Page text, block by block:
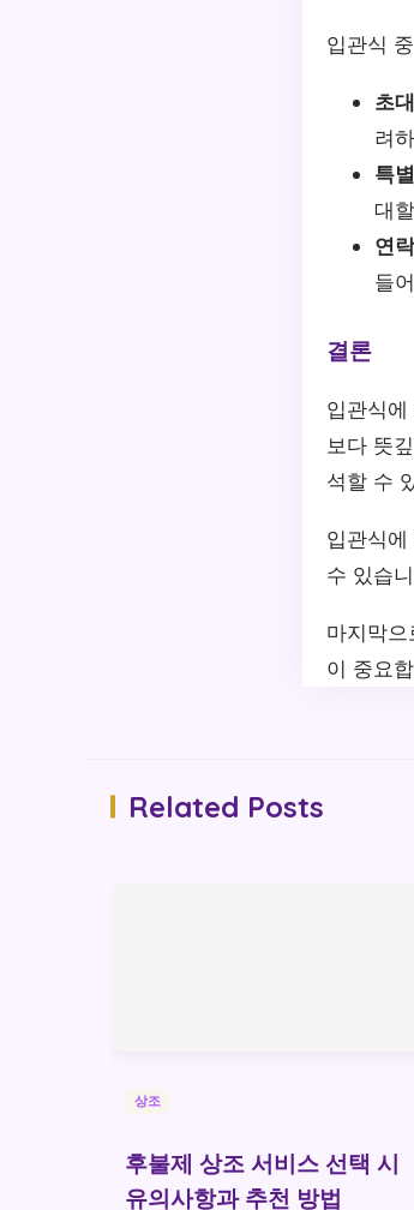
입관식
초
려
특
대
연
들
결론
입관식
보다 뜻
석할 수
입관식
수 있습
마지막
이 중요
Related Posts
상조
후불제 상조 서비스 선택 시
유의사항과 추천 방법